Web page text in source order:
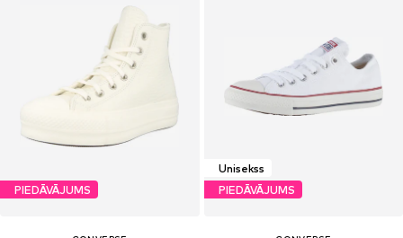
PIEDĀVĀJUMS
Unisekss
PIEDĀVĀJUMS